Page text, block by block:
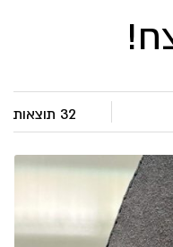
32 תוצאות